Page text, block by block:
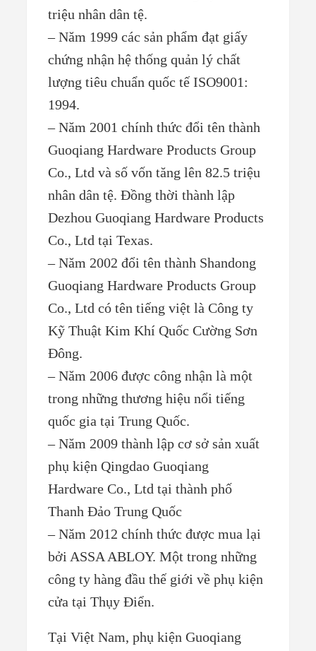
triệu nhân dân tệ.
– Năm 1999 các sản phẩm đạt giấy
chứng nhận hệ thống quản lý chất
lượng tiêu chuẩn quốc tế ISO9001:
1994.
– Năm 2001 chính thức đổi tên thành
Guoqiang Hardware Products Group
Co., Ltd và số vốn tăng lên 82.5 triệu
nhân dân tệ. Đồng thời thành lập
Dezhou Guoqiang Hardware Products
Co., Ltd tại Texas.
– Năm 2002 đổi tên thành Shandong
Guoqiang Hardware Products Group
Co., Ltd có tên tiếng việt là Công ty
Kỹ Thuật Kim Khí Quốc Cường Sơn
Đông.
– Năm 2006 được công nhận là một
trong những thương hiệu nổi tiếng
quốc gia tại Trung Quốc.
– Năm 2009 thành lập cơ sở sản xuất
phụ kiện Qingdao Guoqiang
Hardware Co., Ltd tại thành phố
Thanh Đảo Trung Quốc
– Năm 2012 chính thức được mua lại
bởi ASSA ABLOY. Một trong những
công ty hàng đầu thế giới về phụ kiện
cửa tại Thụy Điển.
Tại Việt Nam, phụ kiện Guoqiang